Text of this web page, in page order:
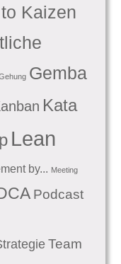
Kaizen
Gemba
Kata
Lean
by... Meeting
Podcast
Team